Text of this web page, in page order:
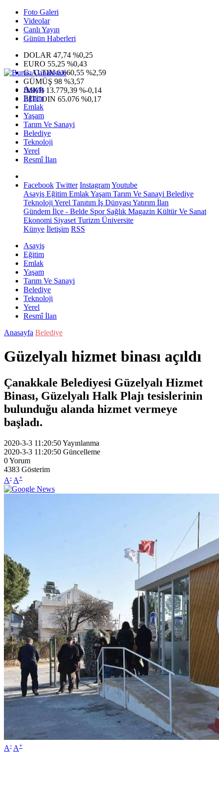
Foto Galeri
Videolar
Canlı Yayın
Günün Haberleri
DOLAR 47,74 %0,25
EURO 55,25 %0,43
G.ALTIN6.660,55 %2,59
GÜMÜŞ 98 %3,57
IMKB 13.779,39 %-0,14
BITCOIN 65.076 %0,17
Asayiş
Eğitim
Emlak
Yaşam
Tarım Ve Sanayi
Belediye
Teknoloji
Yerel
Resmî İlan
Facebook Twitter InstagramYoutube
Asayiş Eğitim EmlakYaşam Tarım Ve Sanayi Belediye
Teknoloji Yerel Tanıtım İş Dünyası Yatırım İlan
Gündem İlçe - Belde SporSağlık Magazin Kültür Ve Sanat
Ekonomi Siyaset Turizm Üniversite
Künye İletişim RSS
Asayiş
Eğitim
Emlak
Yaşam
Tarım Ve Sanayi
Belediye
Teknoloji
Yerel
Resmî İlan
Anasayfa Belediye
Güzelyalı hizmet binası açıldı
Çanakkale Belediyesi Güzelyalı Hizmet
Binası, Güzelyalı Halk Plajı tesislerinin
bulunduğu alanda hizmet vermeye
başladı.
2020-3-3 11:20:50Yayınlanma
2020-3-3 11:20:50 Güncelleme
0Yorum
4383 Gösterim
A- A+
A- A+